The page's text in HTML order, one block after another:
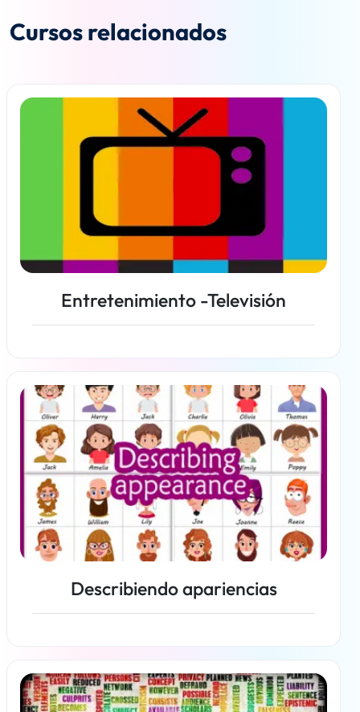
Cursos relacionados
Entretenimiento -Televisión
Más información
Describiendo apariencias
Más información